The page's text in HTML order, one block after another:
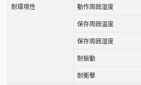
耐環境性
動作周囲湿度
保存周囲温度
保存周囲湿度
耐振動
耐衝撃